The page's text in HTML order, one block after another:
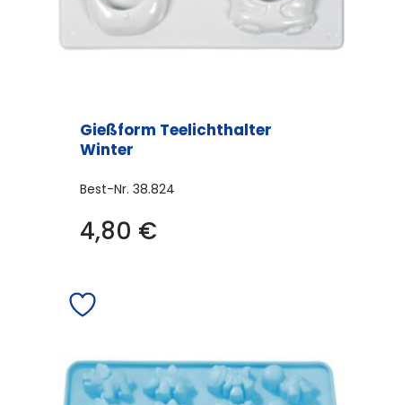
Gießform Teelichthalter
Winter
Best-Nr. 38.824
4,80 €